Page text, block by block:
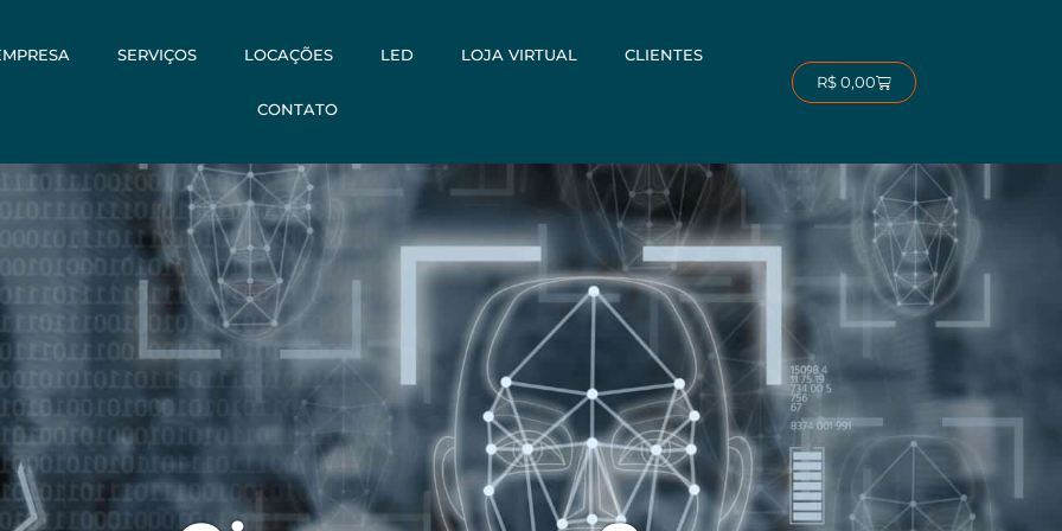
SERVIÇOS LOCAÇÕES LED LOJA VIRTUAL CLIENTES
CONTATO
R$0,00Carrinho